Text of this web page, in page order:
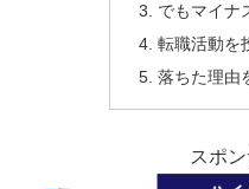
でもマイナ
転職活動を
落ちた理由
スポ